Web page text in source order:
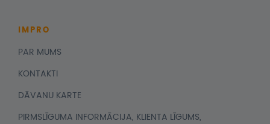
IMPRO
PAR MUMS
KONTAKTI
DĀVANU KARTE
PIRMSLĪGUMA INFORMĀCIJA, KLIENTA LĪGUMS,